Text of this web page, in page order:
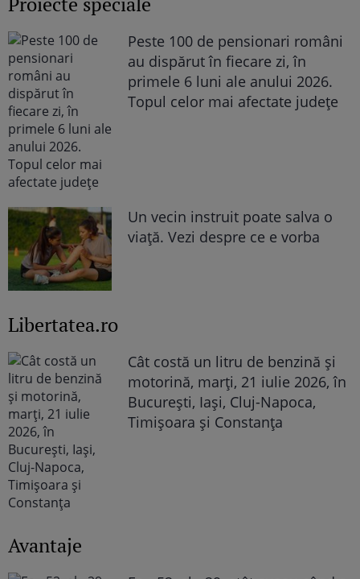
Peste 100 de pensionari români
au dispărut în fiecare zi, în
primele 6 luni ale anului 2026.
Topul celor mai afectate județe
Un vecin instruit poate salva o
viață. Vezi despre ce e vorba
Libertatea.ro
Cât costă un litru de benzină și
motorină, marți, 21 iulie 2026, în
București, Iași, Cluj-Napoca,
Timișoara și Constanța
Avantaje